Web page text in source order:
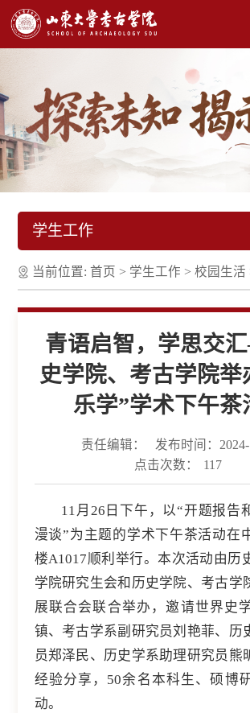
学生工作
当前位置:首页 > 学生工作 >校园生活
青语启智，学思交
史学院、考古学院举
乐学”学术下午茶
责任编辑：
发布时间：
点击次数：
117
11月26日下午，以“开题报告
漫谈”为主题的学术下午茶活动在
楼A1017顺利举行。本次活动由历
学院研究生会和历史学院、考古学
展联合会联合举办，邀请世界史
镇、考古学系副研究员刘艳菲、历
员郑泽民、历史学系助理研究员熊
经验分享，50余名本科生、硕博
动。